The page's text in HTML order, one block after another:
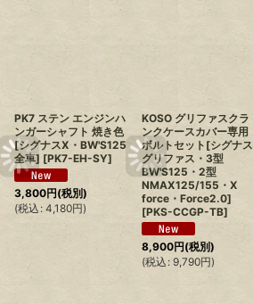
PK7 ステン エンジンハ
ンガーシャフト 焼き色
[シグナスX・BW'S125
全車] [PK7-EH-SY]
3,800円(税別)
(税込 : 4,180円)
KOSO グリファスクラ
ンクケースカバー専用
ボルトセット[シグナス
グリファス・3型
BW'S125・2型
NMAX125/155・X
force・Force2.0]
[PKS-CCGP-TB]
8,900円(税別)
(税込 : 9,790円)